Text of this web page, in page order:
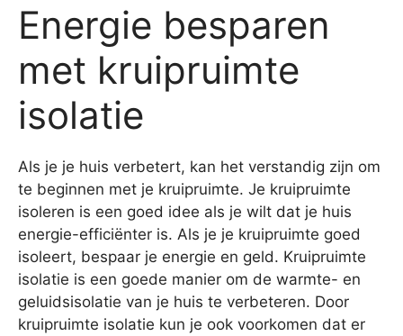
Energie besparen
met kruipruimte
isolatie
Als je je huis verbetert, kan het verstandig zijn om
te beginnen met je kruipruimte. Je kruipruimte
isoleren is een goed idee als je wilt dat je huis
energie-efficiënter is. Als je je kruipruimte goed
isoleert, bespaar je energie en geld. Kruipruimte
isolatie is een goede manier om de warmte- en
geluidsisolatie van je huis te verbeteren. Door
kruipruimte isolatie kun je ook voorkomen dat er